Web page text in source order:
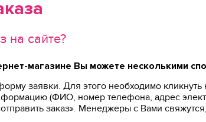
на сайте?
магазине Вы можете несколькими
заявки. Для этого необходимо
(ФИО, номер телефона, адрес
заказ». Менеджеры с Вами